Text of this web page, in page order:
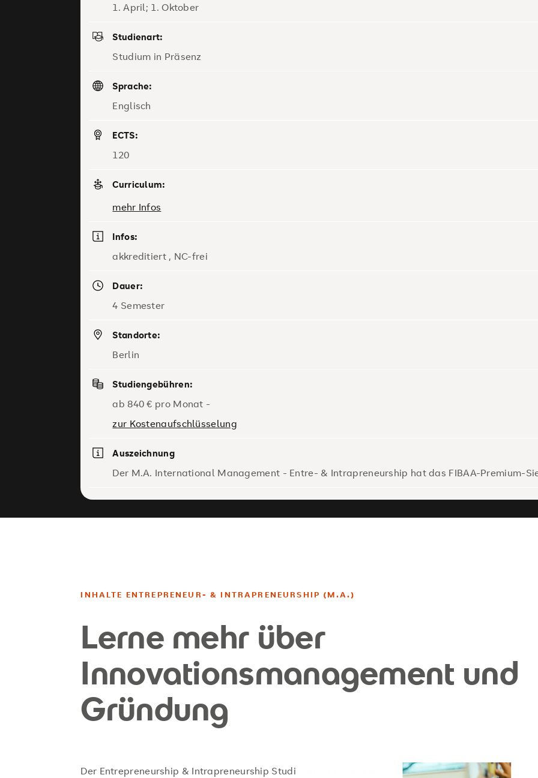
1. April; 1. Oktober
Studienart:
Studium in Präsenz
Sprache:
Englisch
ECTS:
120
Curriculum:
mehr Infos
Infos:
akkreditiert , NC-frei
Dauer:
4 Semester
Standorte:
Berlin
Studiengebühren:
ab 840 € pro Monat -
zur Kostenaufschlüsselung
Auszeichnung
Der M.A. International Management - Entre- & Intrapreneurship hat das FIBAA-Premium-
INHALTE ENTREPRENEUR- & INTRAPRENEURSHIP (M.A.)
Lerne mehr über
Innovationsmanagement und
Gründung
Der Entrepreneurship & Intrapreneurship Studiengang fördert die